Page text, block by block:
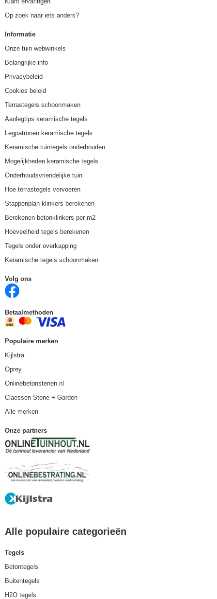
Op zoek naar iets anders?
Informatie
Onze tuin webwinkels
Belangrijke info
Privacybeleid
Cookies beleid
Terrastegels schoonmaken
Aanlegtips keramische tegels
Legpatronen keramische tegels
Keramische tuintegels onderhouden
Mogelijkheden keramische tegels
Onderhoudsvriendelijke tuin
Hoe terrastegels vervoeren
Stappenplan klinkers berekenen
Berekenen betonklinkers per m2
Hoeveelheid tegels berekenen
Tegels onder overkapping
Keramische tegels schoonmaken
Volg ons
Betaalmethoden
Populaire merken
Kijlstra
Oprey
Onlinebetonstenen.nl
Claessen Stone + Garden
Alle merken
Onze partners
Alle populaire categorieën
Tegels
Betontegels
Buitentegels
H2O tegels